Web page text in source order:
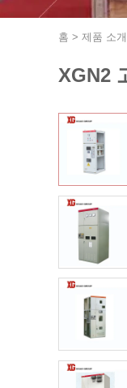
홈 > 제품 소개
XGN2